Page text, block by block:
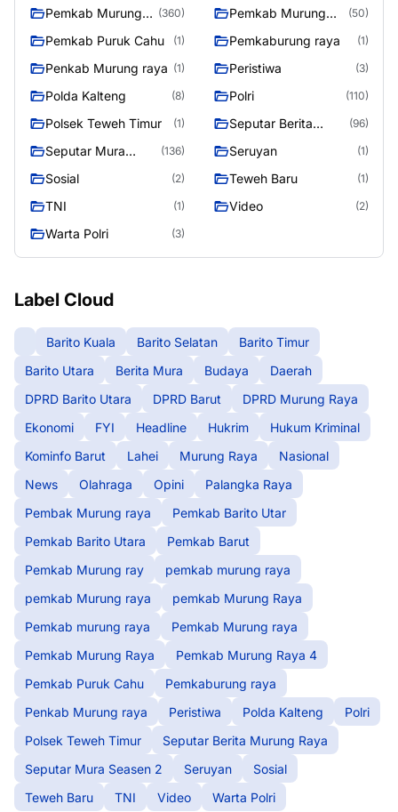
raya
Pemkab Murung
Raya
(360)
Pemkab Murung
Raya 4
(50)
Pemkab Puruk Cahu (1) Pemkaburung raya (1)
Penkab Murung raya (1) Peristiwa (3)
Polda Kalteng (8) Polri (110)
Polsek Teweh Timur (1)
Seputar Berita
Murung Raya
(96)
Seputar Mura
Seasen 2
(136) Seruyan (1)
Sosial (2) Teweh Baru (1)
TNI (1) Video (2)
Warta Polri (3)
Label Cloud
Barito Kuala Barito Selatan
Barito Timur
Barito Utara
Berita Mura Budaya
Daerah
DPRD Barito Utara
DPRD Barut
DPRD Murung Raya
Ekonomi
FYI Headline Hukrim
Hukum Kriminal
Kominfo Barut
Lahei Murung Raya
Nasional
News
Olahraga Opini
Palangka Raya
Pembak Murung raya
Pemkab Barito Utar
Pemkab Barito Utara
Pemkab Barut
Pemkab Murung ray
pemkab murung raya
pemkab Murung raya
pemkab Murung Raya
Pemkab murung raya
Pemkab Murung raya
Pemkab Murung Raya
Pemkab Murung Raya 4
Pemkab Puruk Cahu
Pemkaburung raya
Penkab Murung raya
Peristiwa Polda Kalteng
Polri
Polsek Teweh Timur
Seputar Berita Murung Raya
Seputar Mura Seasen 2
Seruyan
Sosial
Teweh Baru
TNI Video Warta Polri